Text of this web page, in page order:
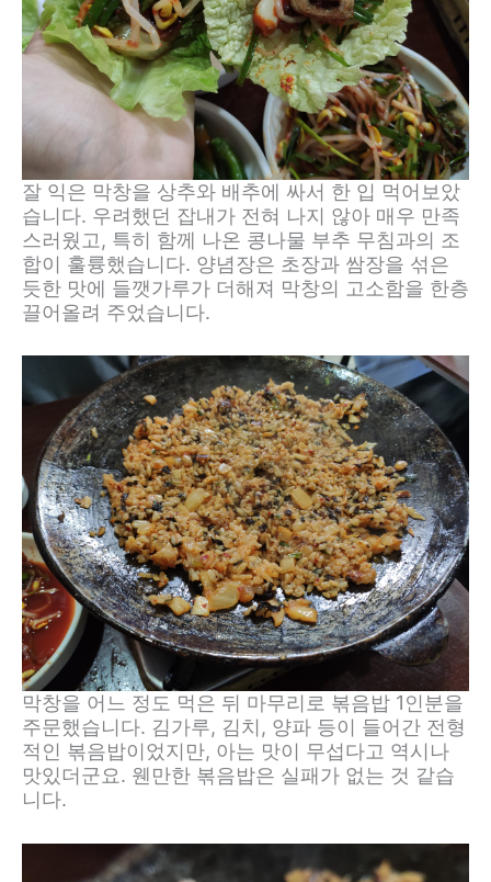
잘 익은 막창을 상추와 배추에 싸서 한 입 먹어보았
습니다. 우려했던 잡내가 전혀 나지 않아 매우 만족
스러웠고, 특히 함께 나온 콩나물 부추 무침과의 조
합이 훌륭했습니다. 양념장은 초장과 쌈장을 섞은
듯한 맛에 들깻가루가 더해져 막창의 고소함을 한층
끌어올려 주었습니다.
막창을 어느 정도 먹은 뒤 마무리로 볶음밥 1인분을
주문했습니다. 김가루, 김치, 양파 등이 들어간 전형
적인 볶음밥이었지만, 아는 맛이 무섭다고 역시나
맛있더군요. 웬만한 볶음밥은 실패가 없는 것 같습
니다.